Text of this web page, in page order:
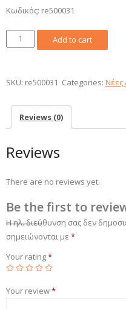
Κωδικός: re500031
Γούρι
α
Add to cart
SKU: re500031 Categories: Νέες
Reviews (0)
Reviews
There are no reviews yet.
Be the first to
Η ηλ. διεύθυνση σας δεν
σημειώνονται με *
Your rating*
Your review*